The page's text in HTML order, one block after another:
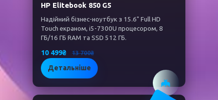
🦇
HP Elitebook 850 G5
Надійний бізнес-ноутбук з 15.6" Full HD
Touch екраном, i5-7300U процесором, 8
ГБ/16 ГБ RAM та SSD 512 ГБ.
10 499₴ 13 700₴
Детальніше